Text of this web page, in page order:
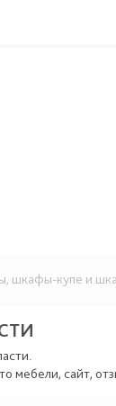
купе и
мебели, сайт,